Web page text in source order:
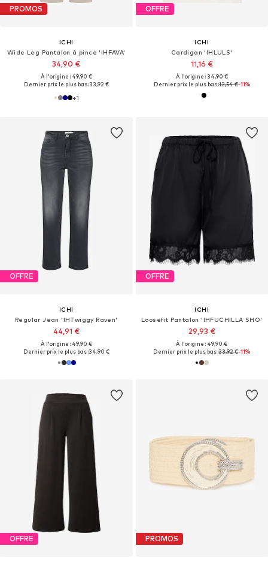
PROMOS
ICHI
Wide Leg Pantalon à pince 'IHFAVA'
34,90 €
À l'origine : 49,90 €
Dernier prix le plus bas :33,92 €
+1
OFFRE
ICHI
Cardigan 'IHLULS'
11,16 €
À l'origine : 34,90 €
Dernier prix le plus bas :12,54 €-11%
OFFRE
ICHI
Regular Jean 'IHTwiggy Raven'
44,91 €
À l'origine : 49,90 €
Dernier prix le plus bas :34,90 €
OFFRE
ICHI
Loosefit Pantalon 'IHFUCHILLA SHO'
29,93 €
À l'origine : 49,90 €
Dernier prix le plus bas :33,92 €-11%
OFFRE PROMOS